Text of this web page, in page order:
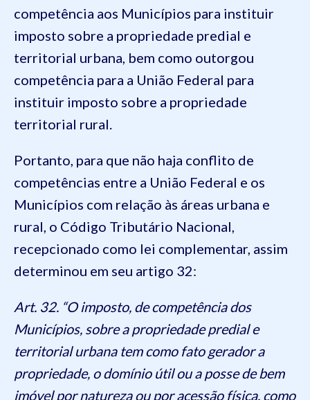
competência aos Municípios para instituir
imposto sobre a propriedade predial e
territorial urbana, bem como outorgou
competência para a União Federal para
instituir imposto sobre a propriedade
territorial rural.
Portanto, para que não haja conflito de
competências entre a União Federal e os
Municípios com relação às áreas urbana e
rural, o Código Tributário Nacional,
recepcionado como lei complementar, assim
determinou em seu artigo 32:
Art. 32. “O imposto, de competência dos
Municípios, sobre a propriedade predial e
territorial urbana tem como fato gerador a
propriedade, o domínio útil ou a posse de bem
imóvel por natureza ou por acessão física, como